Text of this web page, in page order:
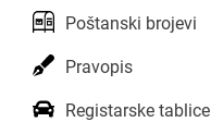
Poštanski brojevi
Pravopis
Registarske tablice